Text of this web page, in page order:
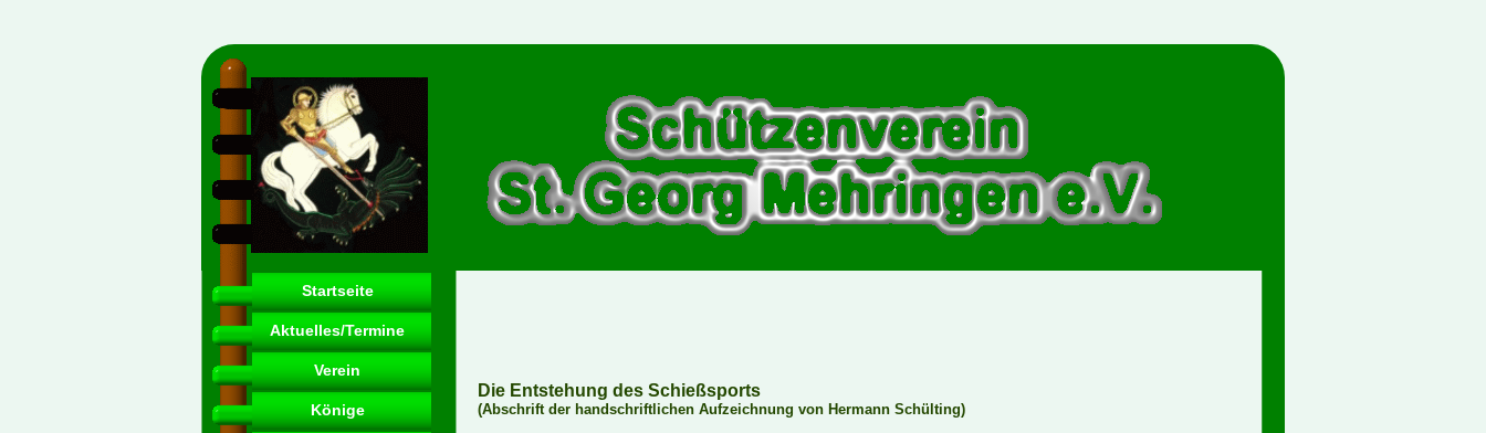
Startseite
Aktuelles/Termine
Verein
Könige
Die Entstehung des Schießsports
(Abschrift der handschriftlichen Aufzeichnung von Hermann Schülting)